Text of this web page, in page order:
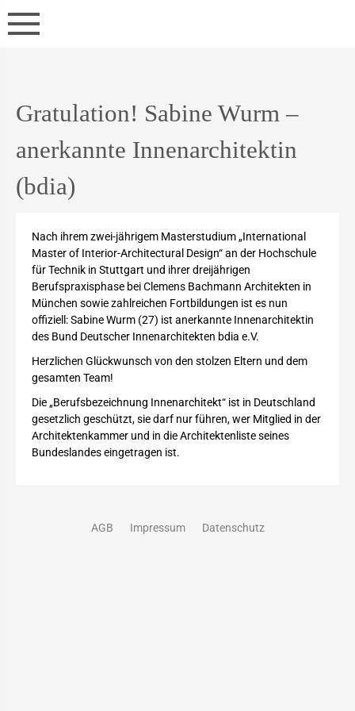
Gratulation! Sabine Wurm –
anerkannte Innenarchitektin
(bdia)
Nach ihrem zwei-jährigem Masterstudium „International
Master of Interior-Architectural Design“ an der Hochschule
für Technik in Stuttgart und ihrer dreijährigen
Berufspraxisphase bei Clemens Bachmann Architekten in
München sowie zahlreichen Fortbildungen ist es nun
offiziell: Sabine Wurm (27) ist anerkannte Innenarchitektin
des Bund Deutscher Innenarchitekten bdia e.V.
Herzlichen Glückwunsch von den stolzen Eltern und dem
gesamten Team!
Die „Berufsbezeichnung Innenarchitekt“ ist in Deutschland
gesetzlich geschützt, sie darf nur führen, wer Mitglied in der
Architektenkammer und in die Architektenliste seines
Bundeslandes eingetragen ist.
AGB Impressum Datenschutz